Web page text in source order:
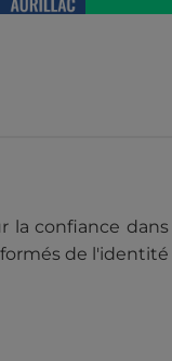
la confiance dans
de l'identité